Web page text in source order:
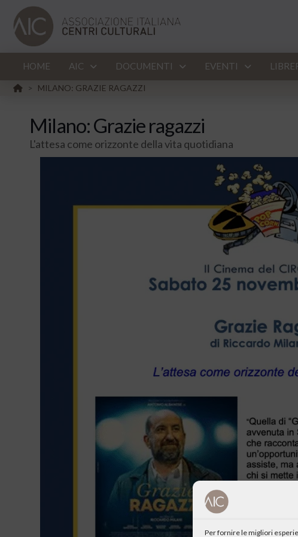
Per fornire le migliori
HOME AIC DOCUMENTI EVENTI
HOME
> MILANO: GRAZIE RAGAZZI
Milano: Grazie ragazzi
L'attesa come orizzonte della vita quotidiana